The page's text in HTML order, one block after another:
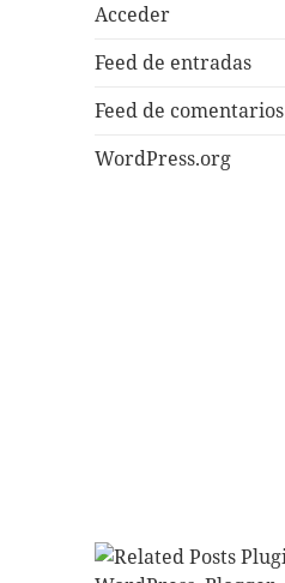
Acceder
Feed de entradas
Feed de comentarios
WordPress.org